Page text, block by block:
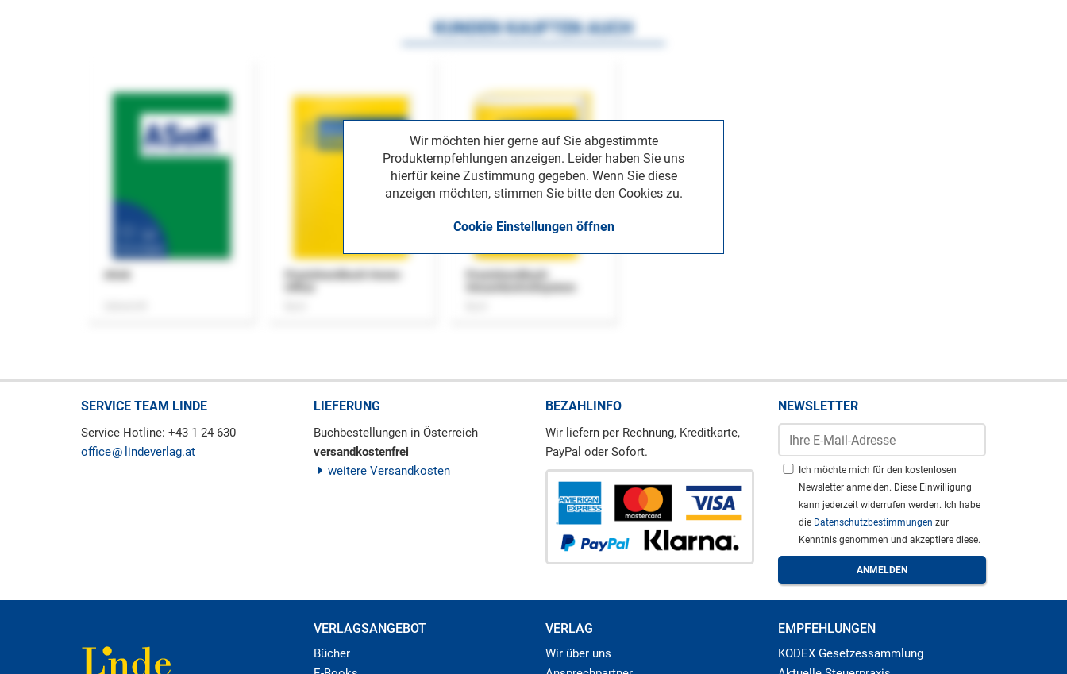
Wir möchten hier gerne auf Sie abgestimmte
Produktempfehlungen anzeigen. Leider haben Sie uns
hierfür keine Zustimmung gegeben. Wenn Sie diese
anzeigen möchten, stimmen Sie bitte den Cookies zu.
Cookie Einstellungen öffnen
KUNDEN KAUFTEN AUCH
Praxishandbuch Home-
Praxishandbuch
SERVICE TEAM LINDE
Service Hotline: +43 1 24 630
office
lindeverlag.at
LIEFERUNG
Buchbestellungen in Österreich
versandkostenfrei
weitere Versandkosten
BEZAHLINFO
Wir liefern per Rechnung, Kreditkarte,
PayPal oder Sofort.
NEWSLETTER
Ich möchte mich für den kostenlosen
Newsletter anmelden. Diese Einwilligung
kann jederzeit widerrufen werden. Ich habe
die Datenschutzbestimmungen zur
Kenntnis genommen und akzeptiere diese.
VERLAGSANGEBOT
Bücher
VERLAG
Wir über uns
EMPFEHLUNGEN
KODEX Gesetzessammlung